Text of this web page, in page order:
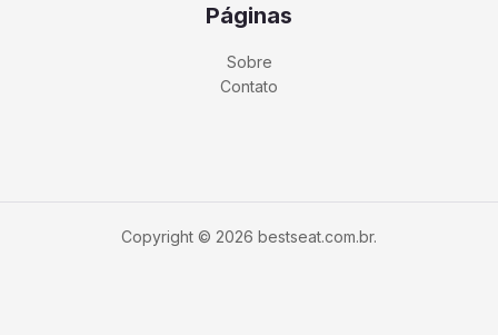
Páginas
Sobre
Contato
Copyright © 2026 bestseat.com.br.